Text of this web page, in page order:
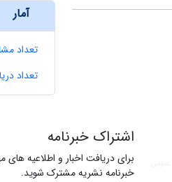
آمار
تعداد
تعداد
اشتراک خبرنامه
برای دریافت اخبار و اطلاعیه های
خبرنامه نشریه مشترک شوید.